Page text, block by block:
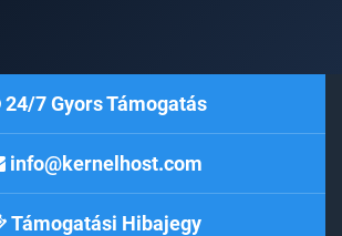
24/7 Gyors Támogatás
info@kernelhost.com
Támogatási Hibajegy